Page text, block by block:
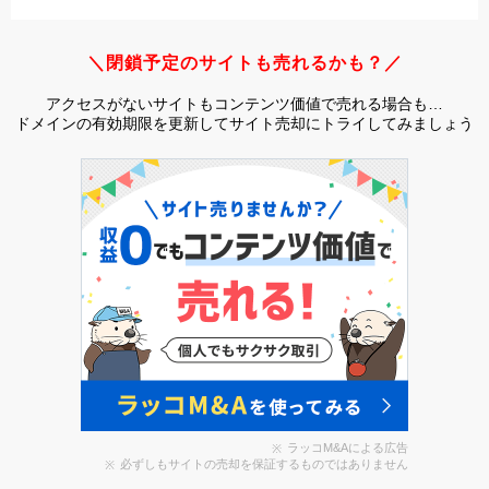
＼閉鎖予定のサイトも売れるかも？／
アクセスがないサイトもコンテンツ価値で売れる場合も…
ドメインの有効期限を更新してサイト売却にトライしてみましょう
ラッコM&Aによる広告
必ずしもサイトの売却を保証するものではありません